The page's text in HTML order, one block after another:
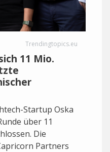
Trendingtopics.eu
11 Mio.
Startup Oska
über 11
Die
Partners